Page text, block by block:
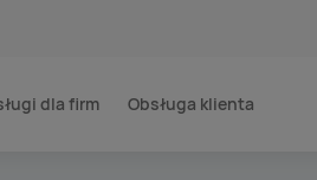
dla firm Obsługa klienta